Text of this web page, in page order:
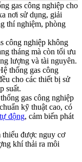
gas công nghiệp cho
nơi sử dụng, giải
thí nghiệm, phòng
công nghiệp không
tháng mà còn tối ưu
lượng và tài nguyên.
thống gas công
cho các thiết bị sử
suất.
gas công nghiệp
kỹ thuật cao, có
động, cảm biến phát
thiểu được nguy cơ
khí thải ra môi